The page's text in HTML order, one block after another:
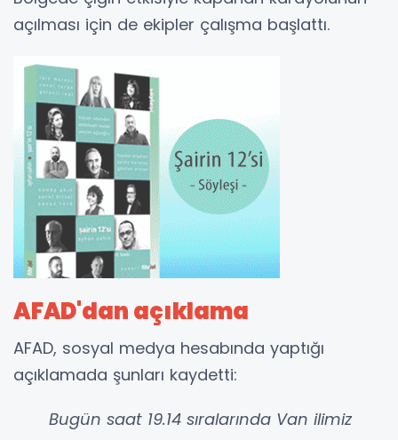
açılması için de ekipler çalışma başlattı.
AFAD'dan açıklama
AFAD, sosyal medya hesabında yaptığı
açıklamada şunları kaydetti:
Bugün saat 19.14 sıralarında Van ilimiz